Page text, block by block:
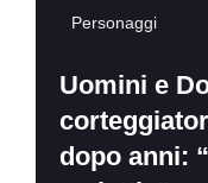
Personaggi
Uomini e
dopo anni: